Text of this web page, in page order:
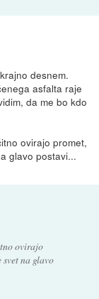
desnem.
asfalta raje
da me bo kdo
ovirajo promet,
glavo postavi...
ovirajo
na glavo